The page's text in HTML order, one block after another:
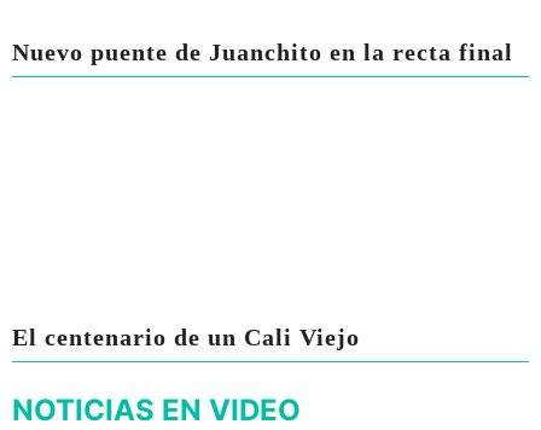
Nuevo puente de Juanchito en la recta final
El centenario de un Cali Viejo
NOTICIAS EN VIDEO